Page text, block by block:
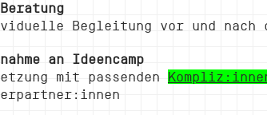
Begleitung vor und nach
an Ideencamp
mit passenden